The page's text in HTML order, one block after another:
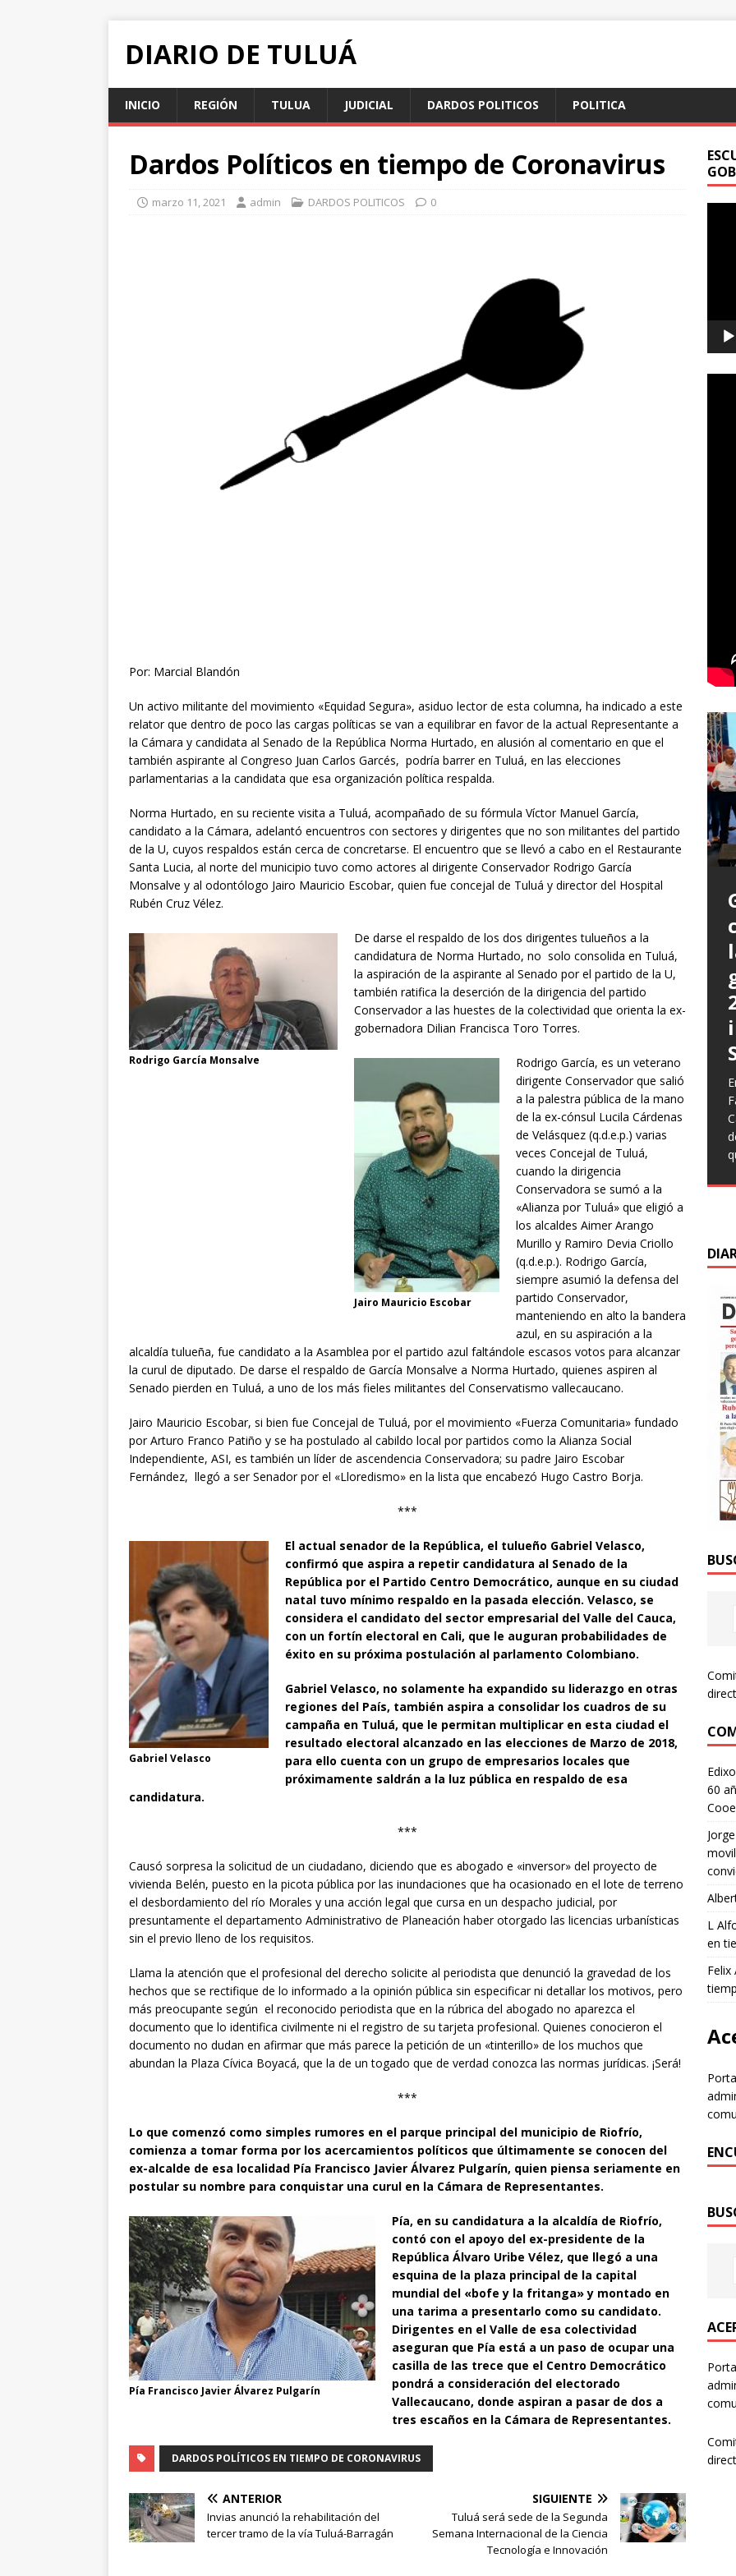
DIARIO DE TULUÁ
INICIO REGIÓN TULUA JUDICIAL DARDOS POLITICOS POLITICA
Dardos Políticos en tiempo de Coronavirus
marzo 11, 2021 admin DARDOS POLITICOS 0
Por: Marcial Blandón
Un activo militante del movimiento «Equidad Segura», asiduo lector de esta columna, ha indicado a este
relator que dentro de poco las cargas políticas se van a equilibrar en favor de la actual Representante a
la Cámara y candidata al Senado de la República Norma Hurtado, en alusión al comentario en que el
también aspirante al Congreso Juan Carlos Garcés, podría barrer en Tuluá, en las elecciones
parlamentarias a la candidata que esa organización política respalda.
Norma Hurtado, en su reciente visita a Tuluá, acompañado de su fórmula Víctor Manuel García,
candidato a la Cámara, adelantó encuentros con sectores y dirigentes que no son militantes del partido
de la U, cuyos respaldos están cerca de concretarse. El encuentro que se llevó a cabo en el Restaurante
Santa Lucia, al norte del municipio tuvo como actores al dirigente Conservador Rodrigo García
Monsalve y al odontólogo Jairo Mauricio Escobar, quien fue concejal de Tuluá y director del Hospital
Rubén Cruz Vélez.
Rodrigo García Monsalve
De darse el respaldo de los dos dirigentes tulueños a la
candidatura de Norma Hurtado, no solo consolida en Tuluá,
la aspiración de la aspirante al Senado por el partido de la U,
también ratifica la deserción de la dirigencia del partido
Conservador a las huestes de la colectividad que orienta la ex-
gobernadora Dilian Francisca Toro Torres.
Jairo Mauricio Escobar
Rodrigo García, es un veterano
dirigente Conservador que salió
a la palestra pública de la mano
de la ex-cónsul Lucila Cárdenas
de Velásquez (q.d.e.p.) varias
veces Concejal de Tuluá,
cuando la dirigencia
Conservadora se sumó a la
«Alianza por Tuluá» que eligió a
los alcaldes Aimer Arango
Murillo y Ramiro Devia Criollo
(q.d.e.p.). Rodrigo García,
siempre asumió la defensa del
partido Conservador,
manteniendo en alto la bandera
azul, en su aspiración a la
alcaldía tulueña, fue candidato a la Asamblea por el partido azul faltándole escasos votos para alcanzar
la curul de diputado. De darse el respaldo de García Monsalve a Norma Hurtado, quienes aspiren al
Senado pierden en Tuluá, a uno de los más fieles militantes del Conservatismo vallecaucano.
Jairo Mauricio Escobar, si bien fue Concejal de Tuluá, por el movimiento «Fuerza Comunitaria» fundado
por Arturo Franco Patiño y se ha postulado al cabildo local por partidos como la Alianza Social
Independiente, ASI, es también un líder de ascendencia Conservadora; su padre Jairo Escobar
Fernández, llegó a ser Senador por el «Lloredismo» en la lista que encabezó Hugo Castro Borja.
***
Gabriel Velasco
El actual senador de la República, el tulueño Gabriel Velasco,
confirmó que aspira a repetir candidatura al Senado de la
República por el Partido Centro Democrático, aunque en su ciudad
natal tuvo mínimo respaldo en la pasada elección. Velasco, se
considera el candidato del sector empresarial del Valle del Cauca,
con un fortín electoral en Cali, que le auguran probabilidades de
éxito en su próxima postulación al parlamento Colombiano.
Gabriel Velasco, no solamente ha expandido su liderazgo en otras
regiones del País, también aspira a consolidar los cuadros de su
campaña en Tuluá, que le permitan multiplicar en esta ciudad el
resultado electoral alcanzado en las elecciones de Marzo de 2018,
para ello cuenta con un grupo de empresarios locales que
próximamente saldrán a la luz pública en respaldo de esa
candidatura.
***
Causó sorpresa la solicitud de un ciudadano, diciendo que es abogado e «inversor» del proyecto de
vivienda Belén, puesto en la picota pública por las inundaciones que ha ocasionado en el lote de terreno
el desbordamiento del río Morales y una acción legal que cursa en un despacho judicial, por
presuntamente el departamento Administrativo de Planeación haber otorgado las licencias urbanísticas
sin el previo lleno de los requisitos.
Llama la atención que el profesional del derecho solicite al periodista que denunció la gravedad de los
hechos que se rectifique de lo informado a la opinión pública sin especificar ni detallar los motivos, pero
más preocupante según el reconocido periodista que en la rúbrica del abogado no aparezca el
documento que lo identifica civilmente ni el registro de su tarjeta profesional. Quienes conocieron el
documento no dudan en afirmar que más parece la petición de un «tinterillo» de los muchos que
abundan la Plaza Cívica Boyacá, que la de un togado que de verdad conozca las normas jurídicas. ¡Será!
***
Lo que comenzó como simples rumores en el parque principal del municipio de Riofrío,
comienza a tomar forma por los acercamientos políticos que últimamente se conocen del
ex-alcalde de esa localidad Pía Francisco Javier Álvarez Pulgarín, quien piensa seriamente en
postular su nombre para conquistar una curul en la Cámara de Representantes.
Pía Francisco Javier Álvarez Pulgarín
Pía, en su candidatura a la alcaldía de Riofrío,
contó con el apoyo del ex-presidente de la
República Álvaro Uribe Vélez, que llegó a una
esquina de la plaza principal de la capital
mundial del «bofe y la fritanga» y montado en
una tarima a presentarlo como su candidato.
Dirigentes en el Valle de esa colectividad
aseguran que Pía está a un paso de ocupar una
casilla de las trece que el Centro Democrático
pondrá a consideración del electorado
Vallecaucano, donde aspiran a pasar de dos a
tres escaños en la Cámara de Representantes.
DARDOS POLÍTICOS EN TIEMPO DE CORONAVIRUS
ANTERIOR
Invias anunció la rehabilitación del
tercer tramo de la vía Tuluá-Barragán
SIGUIENTE
Tuluá será sede de la Segunda
Semana Internacional de la Ciencia
Tecnología e Innovación
60
L
en
Felix